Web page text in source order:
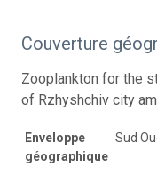
Couverture
Zooplankton for the
of Rzhyshchiv city
Enveloppe
géographique
Sud